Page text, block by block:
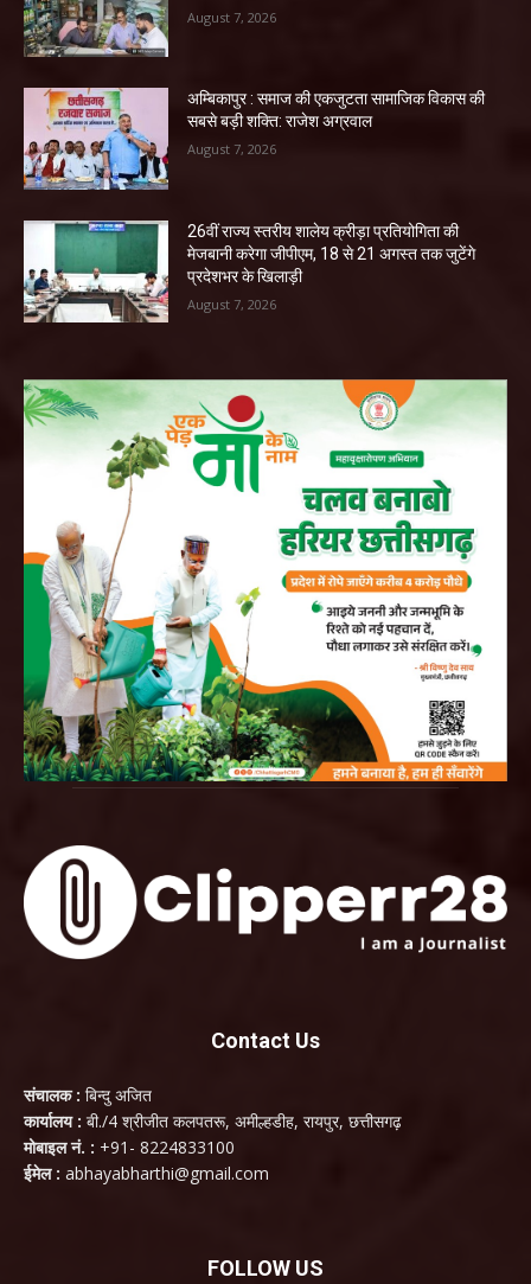
August 7, 2026
अम्बिकापुर : समाज की एकजुटता सामाजिक विकास की
सबसे बड़ी शक्ति: राजेश अग्रवाल
August 7, 2026
26वीं राज्य स्तरीय शालेय क्रीड़ा प्रतियोगिता की
मेजबानी करेगा जीपीएम, 18 से 21 अगस्त तक जुटेंगे
प्रदेशभर के खिलाड़ी
August 7, 2026
Contact Us
संचालक : बिन्दु अजित
कार्यालय : बी./4 श्रीजीत कलपतरू, अमील्हडीह, रायपुर, छत्तीसगढ़
मोबाइल नं. : +91- 8224833100
ईमेल : abhayabharthi@gmail.com
FOLLOW US